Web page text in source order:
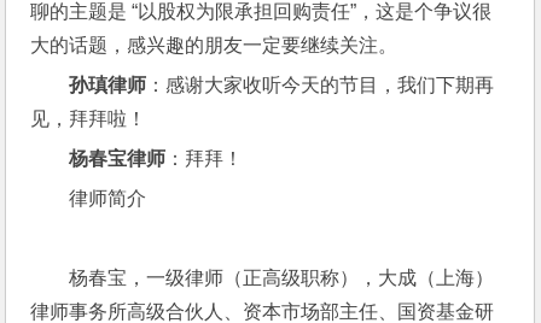
聊的主题是 “以股权为限承担回购责任”，这是个争议很
大的话题，感兴趣的朋友一定要继续关注。
孙瑱律师 ：感谢大家收听今天的节目，我们下期再
见，拜拜啦！
杨春宝律师 ：拜拜！
律师简介
杨春宝，一级律师（正高级职称），大成（上海）
律师事务所高级合伙人、资本市场部主任、国资基金研